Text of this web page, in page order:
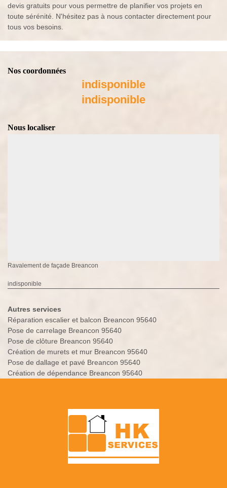
devis gratuits pour vous permettre de planifier vos projets en
toute sérénité. N'hésitez pas à nous contacter directement pour
tous vos besoins.
Nos coordonnées
indisponible
indisponible
Nous localiser
Ravalement de façade Breancon
indisponible
Autres services
Réparation escalier et balcon Breancon 95640
Pose de carrelage Breancon 95640
Pose de clôture Breancon 95640
Création de murets et mur Breancon 95640
Pose de dallage et pavé Breancon 95640
Création de dépendance Breancon 95640